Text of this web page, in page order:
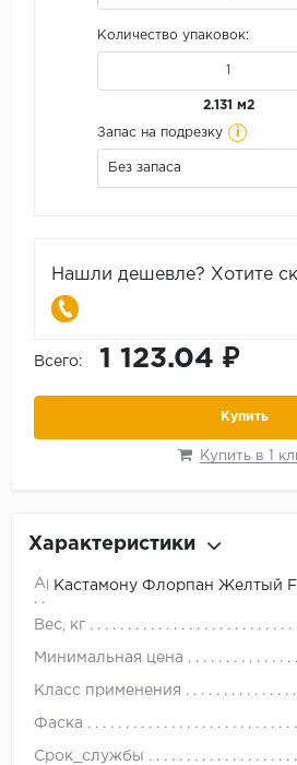
Количество упаковок:
2.131 м2
Запас на подрезку i
Без запаса
Нашли дешевле? Хотите
Всего: 1 123.04 ₽
Купить
Купить в 1
Характеристики
Артикул
Кастамону Флорпан Желтый
Вес, кг
Минимальная цена
Класс применения
Фаска
Срок_службы